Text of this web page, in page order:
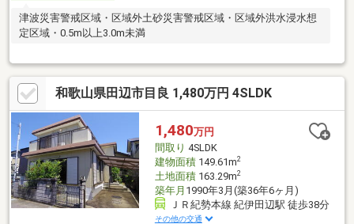
津波災害警戒区域・区域外土砂災害警戒区域・区域外洪水浸水想
定区域・0.5m以上3.0m未満
和歌山県田辺市目良 1,480万円 4SLDK
1,480万円
間取り 4SLDK
建物面積149.61m2
土地面積163.29m2
築年月 1990年3月(築36年6ヶ月)
ＪＲ紀勢本線 紀伊田辺駅 徒歩38分
その他の交通